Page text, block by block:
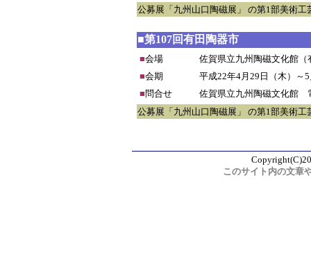
公募展「九州山口陶磁展」 の第1部美術
■第107回有田陶器市
■会場
佐賀県立九州陶磁文化館（
■会期
平成22年4月29日（木）～
■問合せ
佐賀県立九州陶磁文化館
公募展「九州山口陶磁展」 の第1部美術
このサイト内の文章